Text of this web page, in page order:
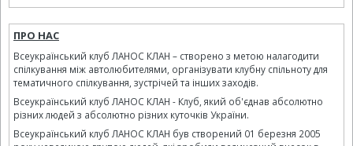
ПРО НАС
Всеукраїнський клуб ЛАНОС КЛАН – створено з метою налагодити
спілкування між автолюбителями, організувати клубну спільноту для
тематичного спілкування, зустрічей та інших заходів.
Всеукраїнський клуб ЛАНОС КЛАН - Клуб, який об'єднав абсолютно
різних людей з абсолютно різних куточків України.
Всеукраїнський клуб ЛАНОС КЛАН був створений 01 березня 2005